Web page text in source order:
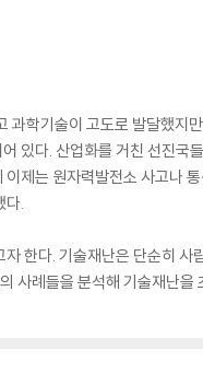
학기술이 고도로 발달했지
있다. 산업화를 거친 선진국
제는 원자력발전소 사고나
다.
자 한다. 기술재난은 단순히
사례들을 분석해 기술재난을